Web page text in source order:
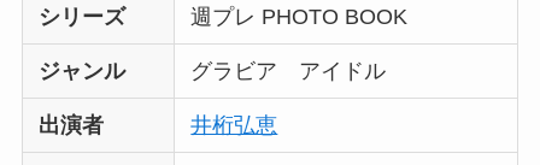
シリーズ 週プレ PHOTO BOOK
ジャンル グラビア アイドル
出演者 井桁弘恵